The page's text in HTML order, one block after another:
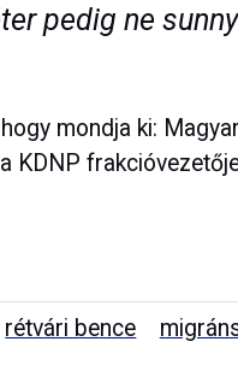
pedig ne
mondja ki:
KDNP
rétvári bence